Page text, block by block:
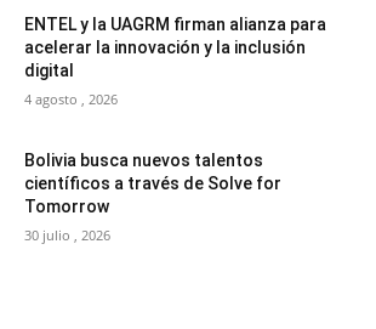
ENTEL y la UAGRM firman alianza para
acelerar la innovación y la inclusión
digital
4 agosto , 2026
Bolivia busca nuevos talentos
científicos a través de Solve for
Tomorrow
30 julio , 2026